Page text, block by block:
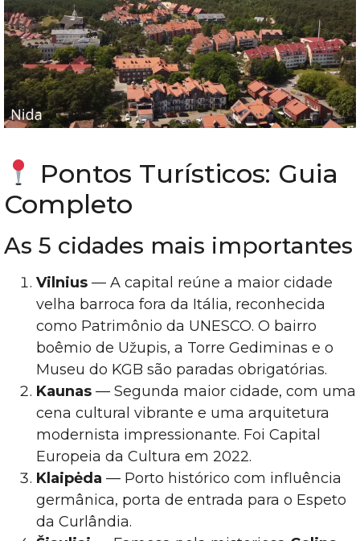
Pontos Turísticos: Guia
Completo
As 5 cidades mais importantes
Vilnius — A capital reúne a maior cidade
velha barroca fora da Itália, reconhecida
como Patrimônio da UNESCO. O bairro
boêmio de Užupis, a Torre Gediminas e o
Museu do KGB são paradas obrigatórias.
Kaunas — Segunda maior cidade, com uma
cena cultural vibrante e uma arquitetura
modernista impressionante. Foi Capital
Europeia da Cultura em 2022.
Klaipėda — Porto histórico com influência
germânica, porta de entrada para o Espeto
da Curlândia.